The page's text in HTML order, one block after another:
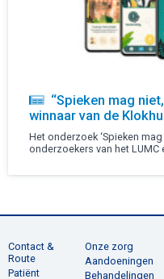
“Spieken mag
winnaar van de
Het onderzoek ‘Spieken
onderzoekers van het LUMC
Contact &
Route
Patiënt
Onze zorg
Aandoeningen
Behandelingen